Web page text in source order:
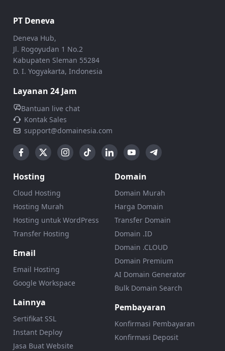
PT Deneva
Deneva Hub,
Jl. Rogoyudan 1 No.2
Kabupaten Sleman 55284
D. I. Yogyakarta, Indonesia
Layanan 24 Jam
Bantuan live chat
Kontak Sales
support@domainesia.com
Hosting
Cloud Hosting
Hosting Murah
Hosting untuk WordPress
Transfer Hosting
Email
Email Hosting
Google Workspace
Lainnya
Sertifikat SSL
Instant Deploy
Jasa Buat Website
Domain
Domain Murah
Harga Domain
Transfer Domain
Domain .ID
Domain .CLOUD
Domain Premium
AI Domain Generator
Bulk Domain Search
Pembayaran
Konfirmasi Pembayaran
Konfirmasi Deposit